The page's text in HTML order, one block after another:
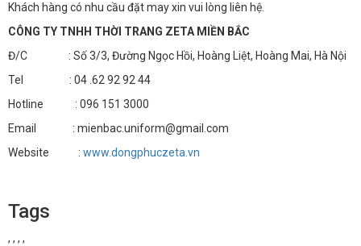
Khách hàng có nhu cầu đặt may xin vui lòng liên hệ.
CÔNG TY TNHH THỜI TRANG ZETA MIỀN BẮC
Đ/C : Số 3/3, Đường Ngọc Hồi, Hoàng Liệt, Hoàng Mai, Hà Nội
Tel : 04 .62 92 92 44
Hotline : 096 151 3000
Email : mienbac.uniform@gmail.com
Website : www.dongphuczeta.vn
Tags
, , , ,